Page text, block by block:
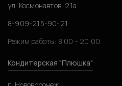
ул. Космонавтов, 21а
8-909-215-90-21
Режим работы: 8:00 - 20:00
Кондитерская "Плюшка"